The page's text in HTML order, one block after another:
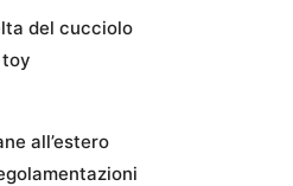
del cucciolo
all’estero